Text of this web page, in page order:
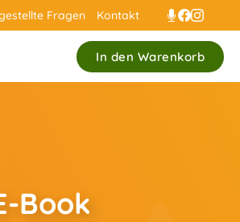
Fragen Kontakt
In den Warenkorb
Book